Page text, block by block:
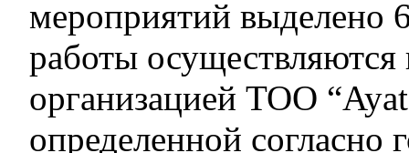
мероприятий выделено
работы
организацией ТОО
определенной согласно